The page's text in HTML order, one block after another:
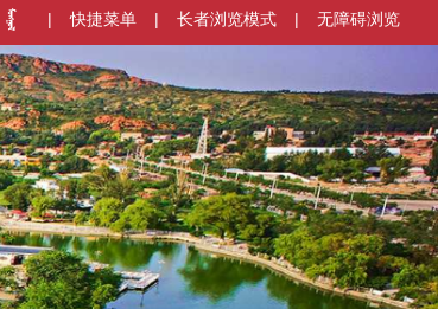
无障碍浏览
|
长者浏览模式
|
快捷菜单
|